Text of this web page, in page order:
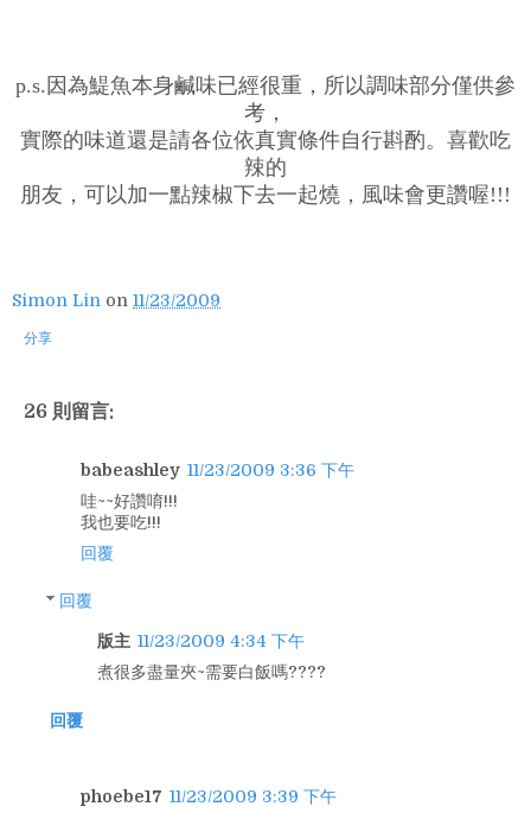
p.s.因為鯷魚本身鹹味已經很重，所以調味部分僅供參
考，
實際的味道還是請各位依真實條件自行斟酌。喜歡吃
辣的
朋友，可以加一點辣椒下去一起燒，風味會更讚喔!!!
Simon Lin on 11/23/2009
分享
26 則留言:
babeashley 11/23/2009 3:36 下午
哇~~好讚唷!!!
我也要吃!!!
回覆
回覆
版主 11/23/2009 4:34 下午
煮很多盡量夾~需要白飯嗎????
回覆
phoebe17 11/23/2009 3:39 下午